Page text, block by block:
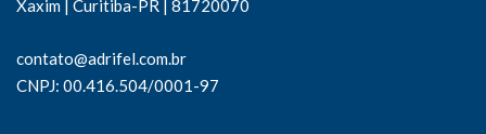
Xaxim | Curitiba-PR | 81720070
contato@adrifel.com.br
CNPJ: 00.416.504/0001-97